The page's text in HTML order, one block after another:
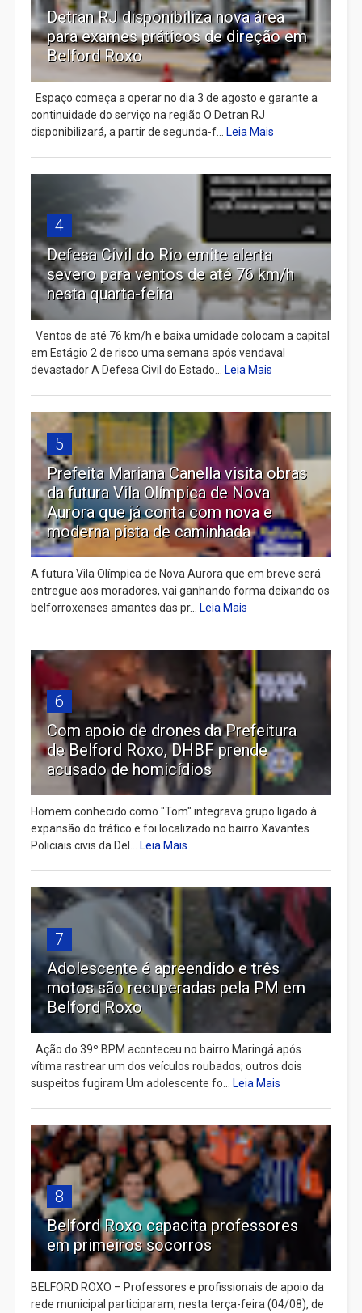
Detran RJ disponibiliza nova área
para exames práticos de direção em
Belford Roxo
Espaço começa a operar no dia 3 de agosto e garante a
continuidade do serviço na região O Detran RJ
disponibilizará, a partir de segunda-f...
Leia Mais
4
Defesa Civil do Rio emite alerta
severo para ventos de até 76 km/h
nesta quarta-feira
Ventos de até 76 km/h e baixa umidade colocam a capital
em Estágio 2 de risco uma semana após vendaval
devastador A Defesa Civil do Estado...
Leia Mais
5
Prefeita Mariana Canella visita obras
da futura Vila Olímpica de Nova
Aurora que já conta com nova e
moderna pista de caminhada
A futura Vila Olímpica de Nova Aurora que em breve será
entregue aos moradores, vai ganhando forma deixando os
belforroxenses amantes das pr...
Leia Mais
6
Com apoio de drones da Prefeitura
de Belford Roxo, DHBF prende
acusado de homicídios
Homem conhecido como "Tom" integrava grupo ligado à
expansão do tráfico e foi localizado no bairro Xavantes
Policiais civis da Del...
Leia Mais
7
Adolescente é apreendido e três
motos são recuperadas pela PM em
Belford Roxo
Ação do 39º BPM aconteceu no bairro Maringá após
vítima rastrear um dos veículos roubados; outros dois
suspeitos fugiram Um adolescente fo...
Leia Mais
8
Belford Roxo capacita professores
em primeiros socorros
BELFORD ROXO – Professores e profissionais de apoio da
rede municipal participaram, nesta terça-feira (04/08), de